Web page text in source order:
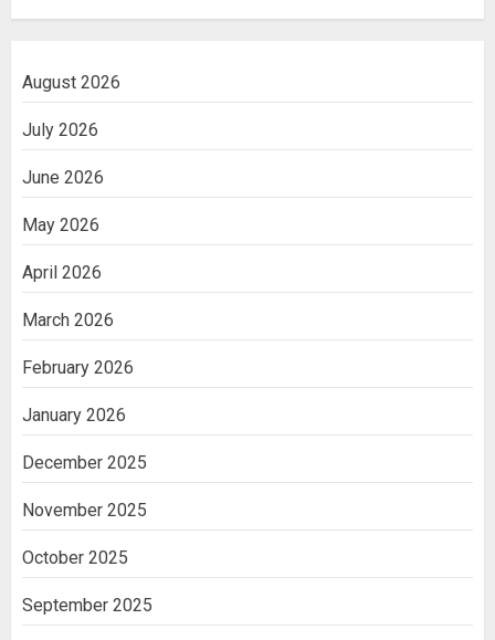
August 2026
July 2026
June 2026
May 2026
April 2026
March 2026
February 2026
January 2026
December 2025
November 2025
October 2025
September 2025